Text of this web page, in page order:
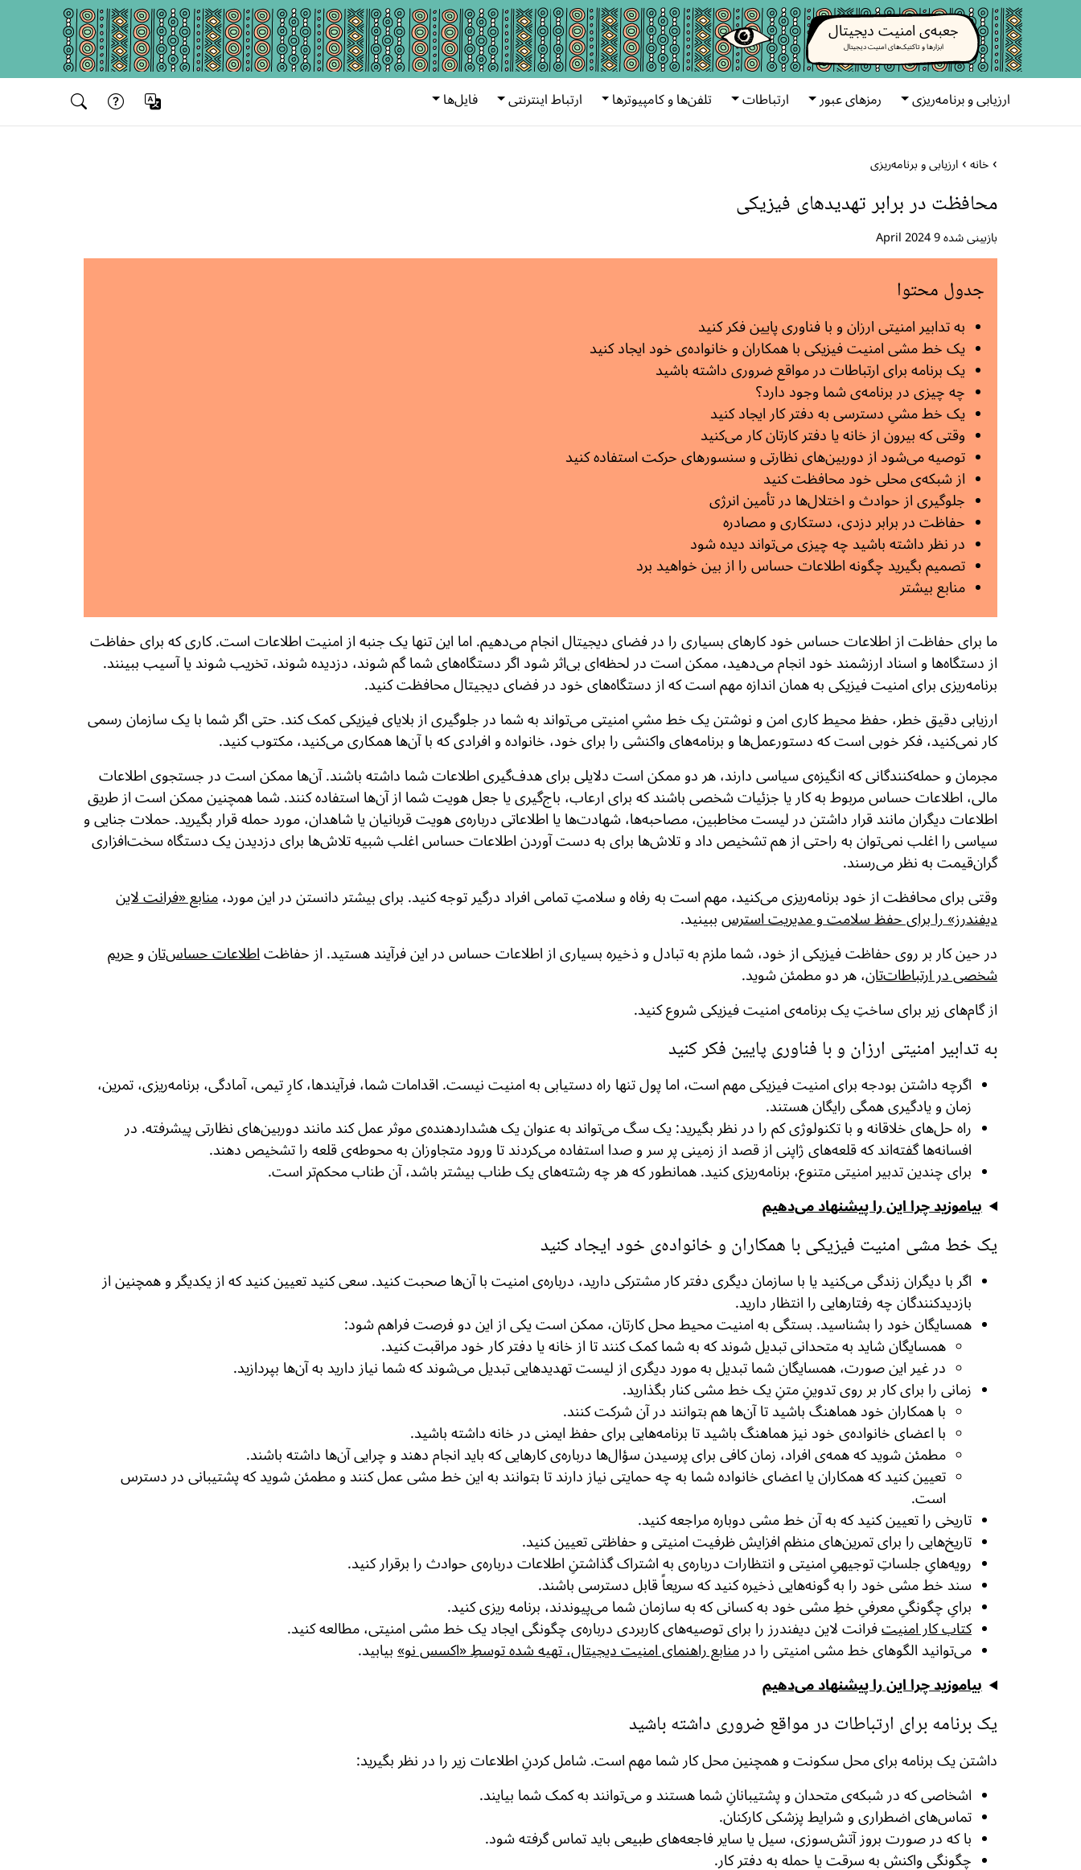
جعبه‌ی امنیت دیجیتال
ابزارها و تاکتیک‌های امنیت دیجیتال
ارزیابی و برنامه‌ریزی رمزهای عبور ارتباطات تلفن‌ها و کامپیوترها ارتباط اینترنتی فایل‌ها
خانه ارزیابی و برنامه‌ریزی
محافظت در برابر تهدیدهای فیزیکی
بازبینی شده 9 April 2024
جدول محتوا
به تدابیر امنیتی ارزان و با فناوری پایین فکر کنید
یک خط مشی امنیت فیزیکی با همکاران و خانواده‌ی خود ایجاد کنید
یک برنامه برای ارتباطات در مواقع ضروری داشته باشید
چه چیزی در برنامه‌ی شما وجود دارد؟
یک خط مشیِ دسترسی به دفتر کار ایجاد کنید
وقتی که بیرون از خانه یا دفتر کارتان کار می‌کنید
توصیه می‌شود از دوربین‌های نظارتی و سنسور‌های حرکت استفاده کنید
از شبکه‌ی محلی خود محافظت کنید
جلوگیری از حوادث و اختلال‌ها در تأمین انرژی
حفاظت در برابر دزدی، دستکاری و مصادره
در نظر داشته باشید چه چیزی می‌تواند دیده شود
تصمیم بگیرید چگونه اطلاعات حساس را از بین خواهید برد
منابع بیشتر
ما برای حفاظت از اطلاعات حساس خود کارهای بسیاری را در فضای دیجیتال انجام می‌دهیم. اما این تنها یک جنبه از امنیت اطلاعات است. کاری که برای حفاظت
از دستگاه‌ها و اسناد ارزشمند خود انجام می‌دهید، ممکن است در لحظه‌ای بی‌اثر شود اگر دستگاه‌های شما گم شوند، دزدیده شوند، تخریب شوند یا آسیب ببینند.
برنامه‌ریزی برای امنیت فیزیکی به همان اندازه مهم است که از دستگاه‌های خود در فضای دیجیتال محافظت کنید.
ارزیابی دقیق خطر، حفظ محیط کاری امن و نوشتن یک خط مشیِ امنیتی می‌تواند به شما در جلوگیری از بلایای فیزیکی کمک کند. حتی اگر شما با یک سازمان رسمی
کار نمی‌کنید، فکر خوبی است که دستورعمل‌ها و برنامه‌های واکنشی را برای خود، خانواده و افرادی که با آن‌ها همکاری می‌کنید، مکتوب کنید.
مجرمان و حمله‌کنندگانی که انگیزه‌ی سیاسی دارند، هر دو ممکن است دلایلی برای هدف‌گیری اطلاعات شما داشته باشند. آن‌ها ممکن است در جستجوی اطلاعات
مالی، اطلاعات حساس مربوط به کار یا جزئیات شخصی باشند که برای ارعاب، باج‌گیری یا جعل هویت شما از آن‌ها استفاده کنند. شما همچنین ممکن است از طریق
اطلاعات دیگران مانند قرار داشتن در لیست مخاطبین، مصاحبه‌ها، شهادت‌ها یا اطلاعاتی درباره‌ی هویت قربانیان یا شاهدان، مورد حمله قرار بگیرید. حملات جنایی و
سیاسی را اغلب نمی‌توان به راحتی از هم تشخیص داد و تلاش‌ها برای به دست آوردن اطلاعات حساس اغلب شبیه تلاش‌ها برای دزدیدن یک دستگاه سخت‌افزاری
گران‌قیمت به نظر می‌رسند.
وقتی برای محافظت از خود برنامه‌ریزی می‌کنید، مهم است به رفاه و سلامتِ تمامی افراد درگیر توجه کنید. برای بیشتر دانستن در این مورد، منابع «فرانت لاین
دیفندرز» را برای حفظ سلامت و مدیریت استرس ببینید.
در حین کار بر روی حفاظت فیزیکی از خود، شما ملزم به تبادل و ذخیره بسیاری از اطلاعات حساس در این فرآیند هستید. از حفاظت اطلاعات حساس‌تان و حریم
شخصی در ارتباطات‌تان، هر دو مطمئن شوید.
از گام‌های زیر برای ساختِ یک برنامه‌ی امنیت فیزیکی شروع کنید.
به تدابیر امنیتی ارزان و با فناوری پایین فکر کنید
اگرچه داشتن بودجه برای امنیت فیزیکی مهم است، اما پول تنها راه دستیابی به امنیت نیست. اقدامات شما، فرآیندها، کارِ تیمی، آمادگی، برنامه‌ریزی، تمرین،
زمان و یادگیری همگی رایگان هستند.
راه حل‌های خلاقانه و با تکنولوژی کم را در نظر بگیرید: یک سگ می‌تواند به عنوان یک هشداردهنده‌ی موثر عمل کند مانند دوربین‌های نظارتی پیشرفته. در
افسانه‌ها گفته‌اند که قلعه‌های ژاپنی از قصد از زمینی پر سر و صدا استفاده می‌کردند تا ورود متجاوزان به محوطه‌ی قلعه را تشخیص دهند.
برای چندین تدبیر امنیتی متنوع، برنامه‌ریزی کنید. همانطور که هر چه رشته‌های یک طناب بیشتر باشد، آن طناب محکم‌تر است.
بیاموزید چرا این را پیشنهاد می‌دهیم
یک خط مشی امنیت فیزیکی با همکاران و خانواده‌ی خود ایجاد کنید
اگر با دیگران زندگی می‌کنید یا با سازمان دیگری دفتر کار مشترکی دارید، درباره‌ی امنیت با آن‌ها صحبت کنید. سعی کنید تعیین کنید که از یکدیگر و همچنین از
بازدیدکنندگان چه رفتارهایی را انتظار دارید.
همسایگان خود را بشناسید. بستگی به امنیت محیط محل کارتان، ممکن است یکی از این دو فرصت فراهم شود:
همسایگان شاید به متحدانی تبدیل شوند که به شما کمک کنند تا از خانه یا دفتر کار خود مراقبت کنید.
در غیر این صورت، همسایگان شما تبدیل به مورد دیگری از لیست تهدیدهایی تبدیل می‌شوند که شما نیاز دارید به آن‌ها بپردازید.
زمانی را برای کار بر روی تدوینِ متنِ یک خط مشی کنار بگذارید.
با همکاران خود هماهنگ باشید تا آن‌ها هم بتوانند در آن شرکت کنند.
با اعضای خانواده‌ی خود نیز هماهنگ باشید تا برنامه‌هایی برای حفظ ایمنی در خانه داشته باشید.
مطمئن شوید که همه‌ی افراد، زمان کافی برای پرسیدن سؤال‌ها درباره‌ی کارهایی که باید انجام دهند و چرایی آن‌ها داشته باشند.
تعیین کنید که همکاران یا اعضای خانواده شما به چه حمایتی نیاز دارند تا بتوانند به این خط مشی عمل کنند و مطمئن شوید که پشتیبانی در دسترس
است.
تاریخی را تعیین کنید که به آن خط مشی دوباره مراجعه کنید.
تاریخ‌هایی را برای تمرین‌های منظم افزایش ظرفیت امنیتی و حفاظتی تعیین کنید.
رویه‌هایِ جلساتِ توجیهیِ امنیتی و انتظارات درباره‌ی به اشتراک گذاشتنِ اطلاعات درباره‌ی حوادث را برقرار کنید.
سند خط مشی خود را به گونه‌هایی ذخیره کنید که سریعاً قابل دسترسی باشند.
برایِ چگونگیِ معرفیِ خطِ مشی خود به کسانی که به سازمان شما می‌پیوندند، برنامه ریزی کنید.
کتاب کار امنیت فرانت لاین دیفندرز را برای توصیه‌های کاربردی درباره‌ی چگونگی ایجاد یک خط مشی امنیتی، مطالعه کنید.
می‌توانید الگوهای خط مشی امنیتی را در منابع راهنمای امنیت دیجیتال، تهیه شده توسطِ «اکسس نو» بیابید.
بیاموزید چرا این را پیشنهاد می‌دهیم
یک برنامه برای ارتباطات در مواقع ضروری داشته باشید
داشتن یک برنامه برای محل سکونت و همچنین محل کار شما مهم است. شامل کردنِ اطلاعات زیر را در نظر بگیرید:
اشخاصی که در شبکه‌ی متحدان و پشتیبانانِ شما هستند و می‌توانند به کمک شما بیایند.
تماس‌های اضطراری و شرایط پزشکی کارکنان.
با که در صورت بروز آتش‌سوزی، سیل یا سایر فاجعه‌های طبیعی باید تماس گرفته شود.
چگونگی واکنش به سرقت یا حمله به دفتر کار.